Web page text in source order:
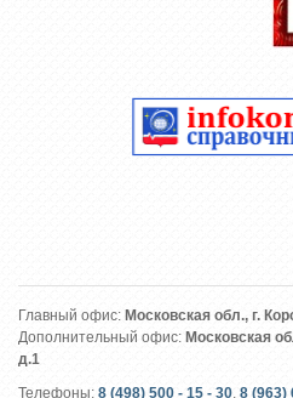
Главный офис: Московская обл., г.
Дополнительный офис: Московская
д.1
Телефоны: 8 (498) 500 - 15 - 30 8 (963)